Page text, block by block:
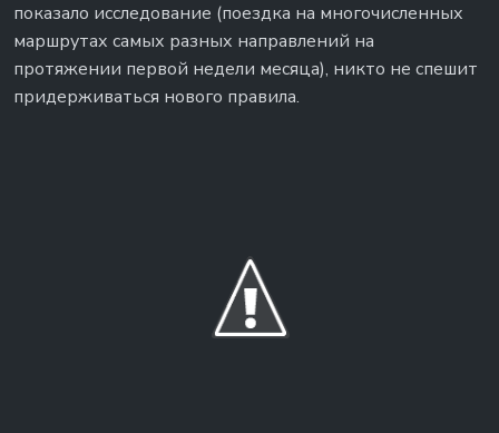
показало исследование (поездка на многочисленных
маршрутах самых разных направлений на
протяжении первой недели месяца), никто не спешит
придерживаться нового правила.